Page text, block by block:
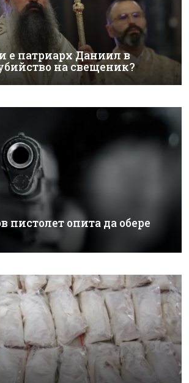
е патриарх Даниил в
на свещеник?
пистолет опита да обере